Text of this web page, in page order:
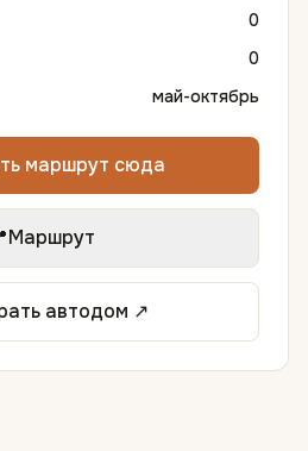
0
0
май-октябрь
маршрут сюда
Маршрут
автодом ↗